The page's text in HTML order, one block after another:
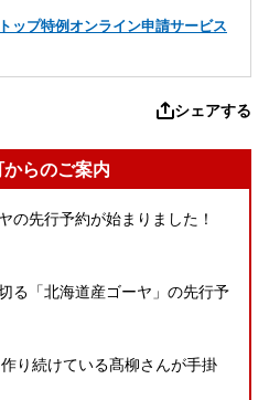
ップ特例オンライン申請サービス
シェアする
らのご案内
先行予約が始まりました！
る「北海道産ゴーヤ」の先行予
り続けている髙柳さんが手掛